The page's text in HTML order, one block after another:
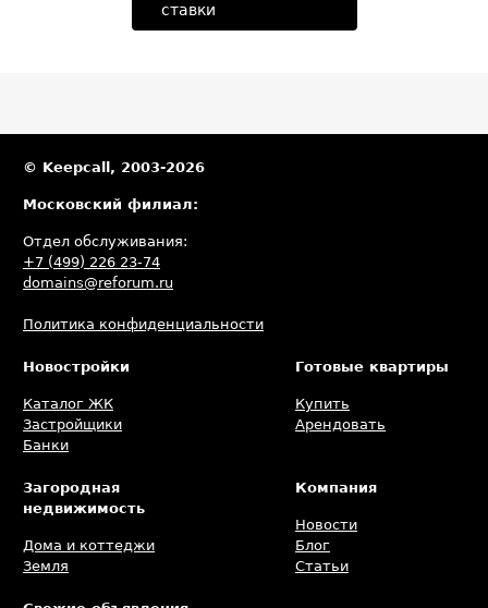
ставки
© Keepcall, 2003-2026
Московский филиал:
Отдел обслуживания:
+7 (499) 226 23-74
domains@reforum.ru
Политика конфиденциальности
Новостройки
Каталог ЖК
Застройщики
Банки
Готовые квартиры
Купить
Арендовать
Загородная
недвижимость
Дома и коттеджи
Земля
Компания
Новости
Блог
Статьи